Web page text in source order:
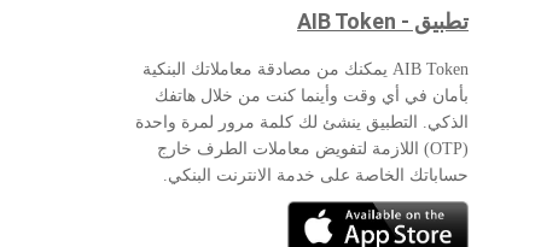
تطبیق - AIB Token
AIB Token يمكنك من مصادقة معاملاتك البنكية
بأمان في أي وقت وأينما كنت من خلال هاتفك
الذكي. التطبيق ينشئ لك كلمة مرور لمرة واحدة
(OTP) اللازمة لتفويض معاملات الطرف خارج
حساباتك الخاصة على خدمة الانترنت البنكي.